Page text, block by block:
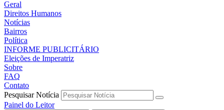
Geral
Direitos Humanos
Notícias
Bairros
Política
INFORME PUBLICITÁRIO
Eleições de Imperatriz
Sobre
FAQ
Contato
Pesquisar Notícia
Painel do Leitor